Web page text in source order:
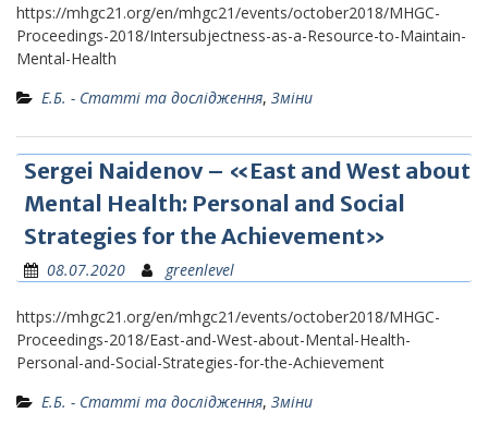
https://mhgc21.org/en/mhgc21/events/october2018/MHGC-
Proceedings-2018/Intersubjectness-as-a-Resource-to-Maintain-
Mental-Health
Е.Б. - Статті та дослідження, Зміни
Sergei Naidenov – «East and West about
Mental Health: Personal and Social
Strategies for the Achievement»
08.07.2020 greenlevel
https://mhgc21.org/en/mhgc21/events/october2018/MHGC-
Proceedings-2018/East-and-West-about-Mental-Health-
Personal-and-Social-Strategies-for-the-Achievement
Е.Б. - Статті та дослідження, Зміни